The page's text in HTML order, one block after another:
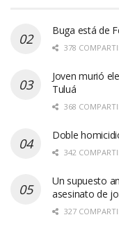
Buga está de
378
Joven murió
Tuluá
368
Doble
342
Un supuesto
asesinato de
327